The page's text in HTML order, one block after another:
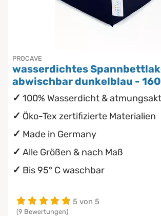
PROCAVE
wasserdichtes
abwischbar dunkelblau -
100% Wasserdicht &
Öko-Tex zertifizierte Materialien
Made in Germany
Alle Größen & nach Maß
Bis 95° C waschbar
5 von 5
(9 Bewertungen)